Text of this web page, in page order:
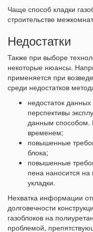
Чаще способ кладки
строительстве
Недостатки
Также при выборе
некоторые нюансы.
применяется при
среди недостатков
недостаток
перспективы
данным способом.
временем;
повышенные
блока;
повышенные
пена наносится на
укладки.
Нехватка информации
долговечности
газоблоков на
проблемой,